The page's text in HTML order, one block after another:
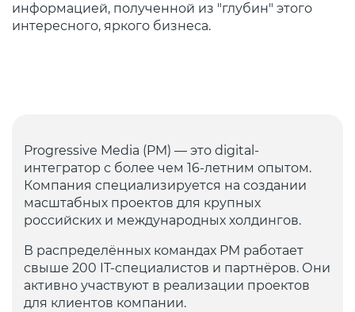
информацией, полученной из "глубин" этого
интересного, яркого бизнеса.
Progressive Media (PM) — это digital-
интегратор с более чем 16-летним опытом.
Компания специализируется на создании
масштабных проектов для крупных
российских и международных холдингов.
В распределённых командах PM работает
свыше 200 IT-специалистов и партнёров. Они
активно участвуют в реализации проектов
для клиентов компании.